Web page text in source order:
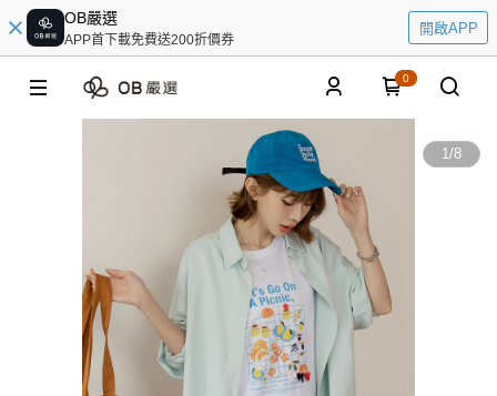
OB嚴選
APP首下載免費送200折價券
開啟APP
0
1/8